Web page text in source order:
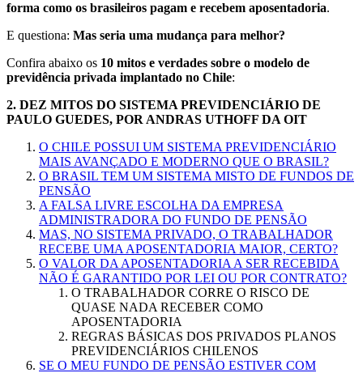
forma como os brasileiros pagam e recebem aposentadoria.
E questiona: Mas seria uma mudança para melhor?
Confira abaixo os 10 mitos e verdades sobre o modelo de
previdência privada implantado no Chile:
2. DEZ MITOS DO SISTEMA PREVIDENCIÁRIO DE
PAULO GUEDES, POR ANDRAS UTHOFF DA OIT
O CHILE POSSUI UM SISTEMA PREVIDENCIÁRIO
MAIS AVANÇADO E MODERNO QUE O BRASIL?
O BRASIL TEM UM SISTEMA MISTO DE FUNDOS DE
PENSÃO
A FALSA LIVRE ESCOLHA DA EMPRESA
ADMINISTRADORA DO FUNDO DE PENSÃO
MAS, NO SISTEMA PRIVADO, O TRABALHADOR
RECEBE UMA APOSENTADORIA MAIOR, CERTO?
O VALOR DA APOSENTADORIA A SER RECEBIDA
NÃO É GARANTIDO POR LEI OU POR CONTRATO?
O TRABALHADOR CORRE O RISCO DE
QUASE NADA RECEBER COMO
APOSENTADORIA
REGRAS BÁSICAS DOS PRIVADOS PLANOS
PREVIDENCIÁRIOS CHILENOS
SE O MEU FUNDO DE PENSÃO ESTIVER COM